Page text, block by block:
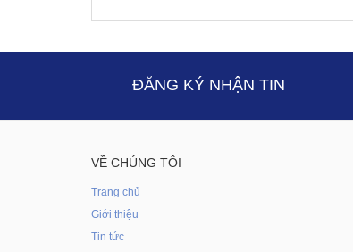
ĐĂNG KÝ NHẬN TIN
VỀ CHÚNG TÔI
Trang chủ
Giới thiệu
Tin tức